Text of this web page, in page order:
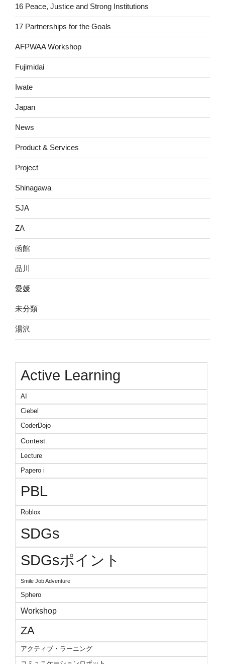
16 Peace, Justice and Strong Institutions
17 Partnerships for the Goals
AFPWAA Workshop
Fujimidai
Iwate
Japan
News
Product & Services
Project
Shinagawa
SJA
ZA
函館
品川
愛媛
未分類
湯沢
Active Learning
AI
Ciebel
CoderDojo
Contest
Lecture
Papero i
PBL
Roblox
SDGs
SDGsポイント
Smile Job Adventure
Sphero
Workshop
ZA
アクティブ・ラーニング